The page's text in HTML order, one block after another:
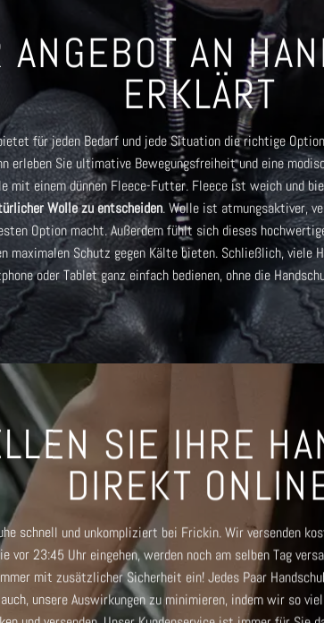
ANGEBOT AN
ERKLÄRT
für jeden Bedarf und jede Situation die richtige
erleben Sie ultimative Bewegungsfreiheit und eine
mit einem dünnen Fleece-Futter. Fleece ist weich und
Wolle zu entscheiden. Wolle ist atmungsaktiver,
Option macht. Außerdem fühlt sich dieses
maximalen Schutz gegen Kälte bieten. Schließlich, viele
oder Tablet ganz einfach bedienen, ohne die
SIE IHRE
DIREKT
schnell und unkompliziert bei Frickin. Wir versenden
vor 23:45 Uhr eingehen, werden noch am selben Tag
mit zusätzlicher Sicherheit ein! Jedes Paar
unsere Auswirkungen zu minimieren, indem wir so